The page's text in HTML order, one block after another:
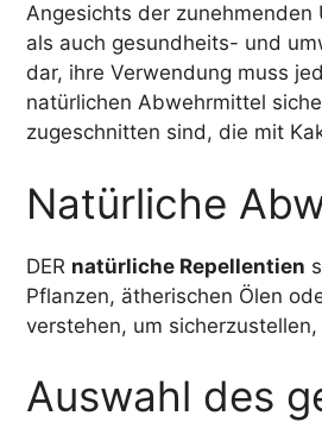
Angesichts der
als auch gesundheits- und
dar, ihre Verwendung muss
natürlichen Abwehrmittel
zugeschnitten sind, die mit
Natürliche
DER natürliche Repellentien
Pflanzen, ätherischen Ölen
verstehen, um
Auswahl des